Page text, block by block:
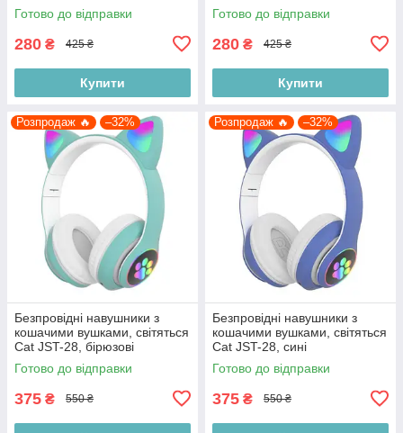
Готово до відправки
280 ₴ 425 ₴
Купити
Готово до відправки
280 ₴ 425 ₴
Купити
Розпродаж 🔥 –32%
Безпровідні навушники з
кошачими вушками, світяться
Cat JST-28, бірюзові
Готово до відправки
375 ₴ 550 ₴
Розпродаж 🔥 –32%
Безпровідні навушники з
кошачими вушками, світяться
Cat JST-28, сині
Готово до відправки
375 ₴ 550 ₴